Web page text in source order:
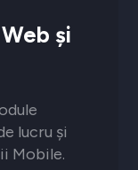
și
lucru și
Mobile.